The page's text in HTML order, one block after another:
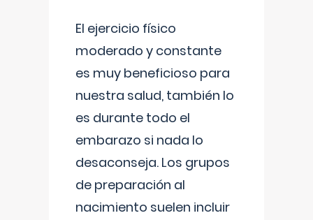
El ejercicio físico
moderado y constante
es muy beneficioso para
nuestra salud, también lo
es durante todo el
embarazo si nada lo
desaconseja. Los grupos
de preparación al
nacimiento suelen incluir